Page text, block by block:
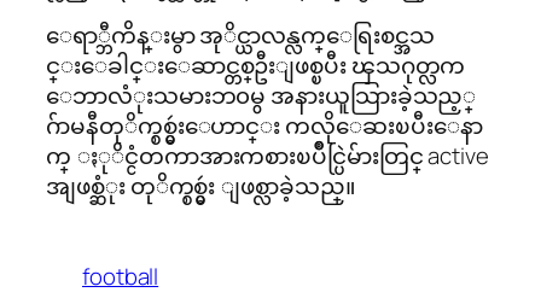
ေရာ္ဘီကိန္းမွာ အုိင္ယာလန္လက္ေရြးစင္အသ
င္းေခါင္းေဆာင္တစ္ဦးျဖစ္ၿပီး ၾသဂုတ္လက
ေဘာလံုးသမားဘ၀မွ အနားယူသြားခဲ့သည့္
ဂ်ာမနီတုိက္စစ္မွဴးေဟာင္း ကလိုေဆးၿပီးေနာ
က္ ႏုိင္ငံတကာအားကစားၿပိဳင္ပြဲမ်ားတြင္ active
အျဖစ္ဆံုး တုိက္စစ္မွဴး ျဖစ္လာခဲ့သည္။
football